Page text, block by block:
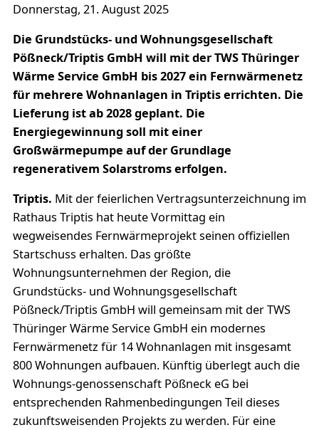
Donnerstag, 21. August 2025
Die Grundstücks- und Wohnungsgesellschaft
Pößneck/Triptis GmbH will mit der TWS Thüringer
Wärme Service GmbH bis 2027 ein Fernwärmenetz
für mehrere Wohnanlagen in Triptis errichten. Die
Lieferung ist ab 2028 geplant. Die
Energiegewinnung soll mit einer
Großwärmepumpe auf der Grundlage
regenerativem Solarstroms erfolgen.
Triptis. Mit der feierlichen Vertragsunterzeichnung im
Rathaus Triptis hat heute Vormittag ein
wegweisendes Fernwärmeprojekt seinen offiziellen
Startschuss erhalten. Das größte
Wohnungsunternehmen der Region, die
Grundstücks- und Wohnungsgesellschaft
Pößneck/Triptis GmbH will gemeinsam mit der TWS
Thüringer Wärme Service GmbH ein modernes
Fernwärmenetz für 14 Wohnanlagen mit insgesamt
800 Wohnungen aufbauen. Künftig überlegt auch die
Wohnungs-genossenschaft Pößneck eG bei
entsprechenden Rahmenbedingungen Teil dieses
zukunftsweisenden Projekts zu werden. Für eine